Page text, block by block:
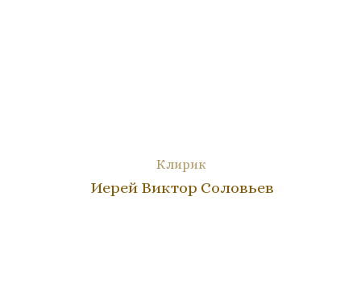
Клирик
Иерей Виктор Соловьев